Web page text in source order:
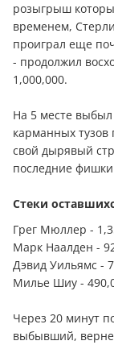
розыгрыш
временем,
проиграл еще
- продолжил
1,000,000.
На 5 месте
карманных
свой дырявый
последние
Стеки
Грег Мюллер -
Марк Наалден -
Дэвид Уильямс -
Милье Шиу -
Через 20 минут
выбывший,